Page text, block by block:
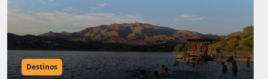
Destinos